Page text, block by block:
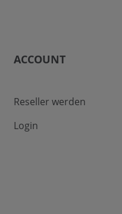
ACCOUNT
Reseller werden
Login